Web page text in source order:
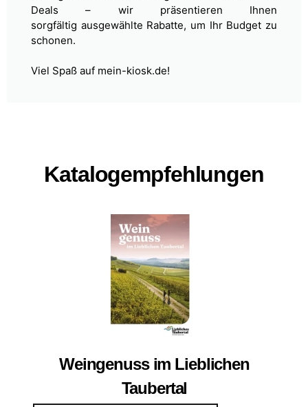
Deals – wir präsentieren Ihnen
sorgfältig ausgewählte Rabatte, um Ihr Budget zu
schonen.
Viel Spaß auf mein-kiosk.de!
Katalogempfehlungen
Weingenuss im Lieblichen
Taubertal